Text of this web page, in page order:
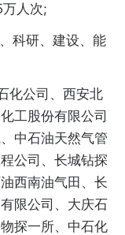
人次;
科研、建设、能
化公司、西安北
工股份有限公司
中石油天然气管
公司、长城钻探
西南油气田、长
限公司、大庆石
探一所、中石化